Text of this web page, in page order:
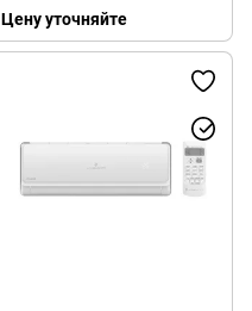
07IAFL
Цену уточняйте